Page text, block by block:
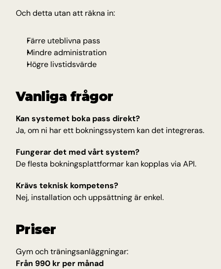
Och detta utan att räkna in:
Färre uteblivna pass
Mindre administration
Högre livstidsvärde
Vanliga frågor
Kan systemet boka pass direkt?
Ja, om ni har ett bokningssystem kan det integreras.
Fungerar det med vårt system?
De flesta bokningsplattformar kan kopplas via API.
Krävs teknisk kompetens?
Nej, installation och uppsättning är enkel.
Priser
Gym och träningsanläggningar:
Från 990 kr per månad